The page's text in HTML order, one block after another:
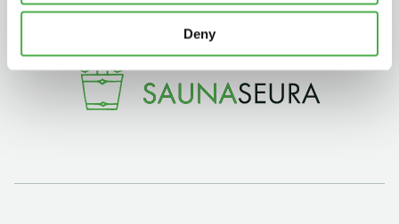
Deny
3kk kortti - M / N
275€ / 115€
Vuosikortti - M / N
695€ / 275€